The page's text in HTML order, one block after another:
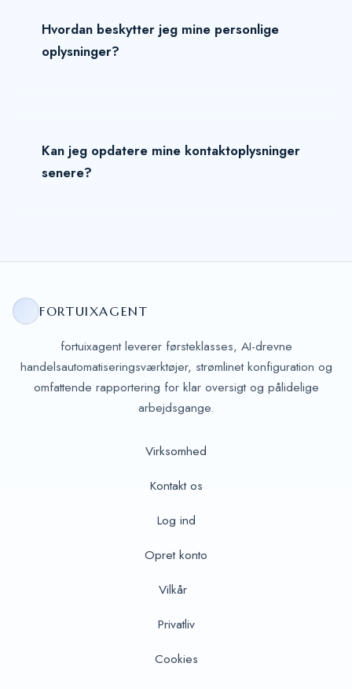
Hvordan beskytter jeg mine personlige
oplysninger?
Kan jeg opdatere mine kontaktoplysninger
senere?
FORTUIXAGENT
fortuixagent leverer førsteklasses, AI-drevne
handelsautomatiseringsværktøjer, strømlinet konfiguration og
omfattende rapportering for klar oversigt og pålidelige
arbejdsgange.
Virksomhed
Kontakt os
Log ind
Opret konto
Vilkår
Privatliv
Cookies